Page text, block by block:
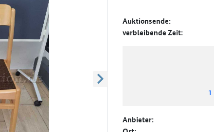
weiter blättern
Auktionsende:
verbleibende Zeit:
1
Anbieter: